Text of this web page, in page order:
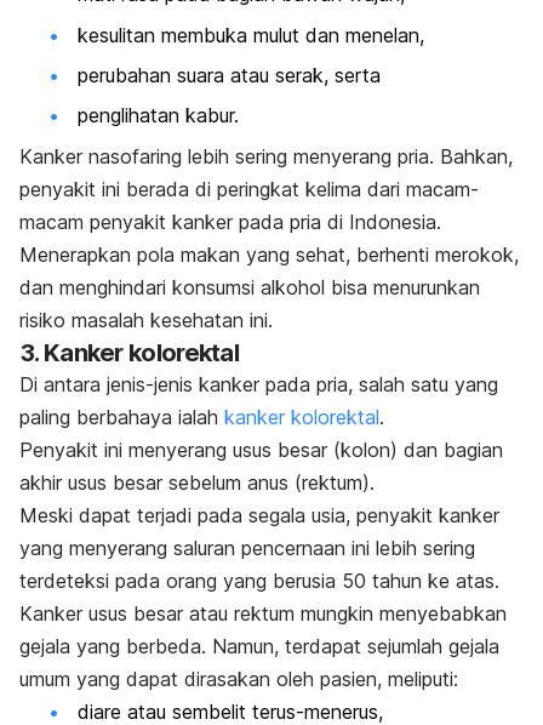
kesulitan membuka mulut dan menelan,
perubahan suara atau serak, serta
penglihatan kabur.
Kanker nasofaring lebih sering menyerang pria. Bahkan,
penyakit ini berada di peringkat kelima dari macam-
macam penyakit kanker pada pria di Indonesia.
Menerapkan pola makan yang sehat, berhenti merokok,
dan menghindari konsumsi alkohol bisa menurunkan
risiko masalah kesehatan ini.
3. Kanker kolorektal
Di antara jenis-jenis kanker pada pria, salah satu yang
paling berbahaya ialah kanker kolorektal.
Penyakit ini menyerang usus besar (kolon) dan bagian
akhir usus besar sebelum anus (rektum).
Meski dapat terjadi pada segala usia, penyakit kanker
yang menyerang saluran pencernaan ini lebih sering
terdeteksi pada orang yang berusia 50 tahun ke atas.
Kanker usus besar atau rektum mungkin menyebabkan
gejala yang berbeda. Namun, terdapat sejumlah gejala
umum yang dapat dirasakan oleh pasien, meliputi:
diare atau sembelit terus-menerus,